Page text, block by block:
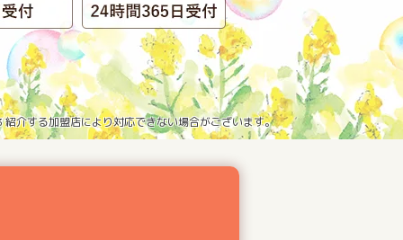
する加盟店により対応できない場合がございます。